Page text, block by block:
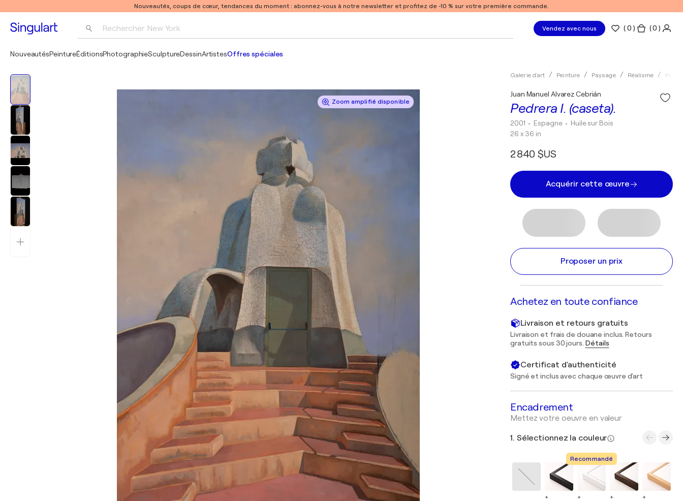
Nouveautés, coups de cœur, tendances du moment : abonnez-vous à notre newsletter et profitez de -10 % sur votre première commande.
Rechercher New York
Pablo Picasso
Vendez avec nous (0 ) ( 0 )
NouveautésPeintureÉditionsPhotographieSculptureDessinArtistesOffres spéciales
Zoom amplifié disponible
Galerie d'art Peinture Paysage Réalisme Huile
Pedrera I. (caseta).
Juan Manuel Alvarez Cebrián
2001 • Espagne • Huile sur Bois
26 x 36 in
2 840 $US
Acquérir cette œuvre
Proposer un prix
Achetez en toute confiance
Livraison et retours gratuits
Livraison et frais de douane inclus. Retours
gratuits sous 30 jours. Détails
Certificat d'authenticité
Signé et inclus avec chaque œuvre d'art
Encadrement
Mettez votre oeuvre en valeur
1. Sélectionnez la couleur
+
Recommandé
+
+
+